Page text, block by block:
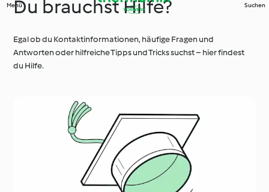
Menü Suchen
Du brauchst Hilfe?
Egal ob du Kontaktinformationen, häufige Fragen und
Antworten oder hilfreiche Tipps und Tricks suchst – hier findest
du Hilfe.